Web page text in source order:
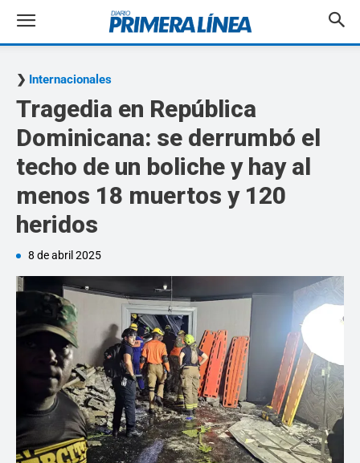
Internacionales
Tragedia en República
Dominicana: se derrumbó el
techo de un boliche y hay al
menos 18 muertos y 120
heridos
8 de abril 2025